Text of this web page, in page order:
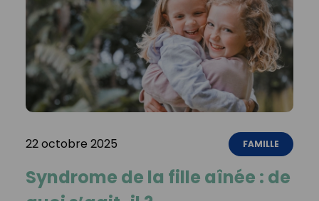
22 octobre 2025 FAMILLE
Syndrome de la fille aînée : de